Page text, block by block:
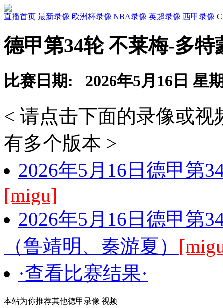
直播首页 最新录像 欧洲杯录像 NBA录像 英超录像 西甲录像
德甲第34轮 不莱梅-多
比赛日期: 2026年5月16日 星
< 请点击下面的录像或
有多个版本 >
2026年5月16日德甲第
[migu]
2026年5月16日德甲第
（鲁靖明、秦游夏）
·查看比赛结果·
本站为你推荐其他德甲录像 视频